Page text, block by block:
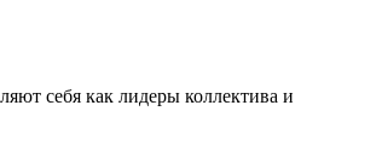
себя как лидеры коллектива и